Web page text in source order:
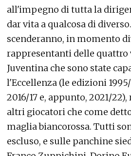
all'impegno di tutta la
dar vita a qualcosa di
scenderanno, in momento
rappresentanti delle quattro
Juventina che sono state
l'Eccellenza (le edizioni
2016/17 e, appunto, 2021/
altri giocatori che come
maglia biancorossa. Tutti
escluso, e sulle panchine